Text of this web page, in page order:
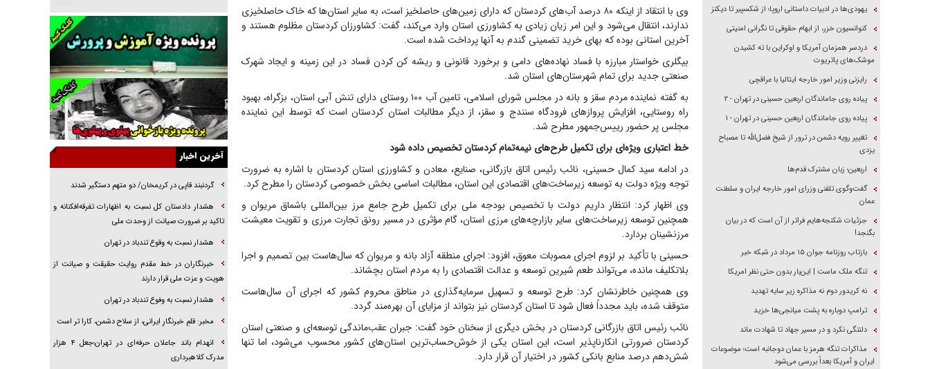
وی با انتقاد از اینکه ۸۰ درصد آب‌های کردستان که دارای زمین‌های حاصلخیز است، به سایر استان‌ها که خاک حاصلخیزی
ندارند، انتقال می‌شود و این امر زیان زیادی به کشاورزی استان وارد می‌کند، گفت: کشاورزان کردستان مظلوم هستند و
آخرین استانی بوده که بهای خرید تضمینی گندم به آنها پرداخت شده است.
بیگلری خواستار مبارزه با فساد نهاده‌های دامی و برخورد قانونی و ریشه کن کردن فساد در این زمینه و ایجاد شهرک
صنعتی جدید برای تمام شهرستان‌های استان شد.
به گفته نماینده مردم سقز و بانه در مجلس شورای اسلامی، تامین آب ۱۰۰ روستای دارای تنش آبی استان، بزگراه، بهبود
راه روستایی، افزایش پرواز‌های فرودگاه سنندج و سقز، از دیگر مطالبات استان کردستان است که توسط این نماینده
مجلس پر حضور رییس‌جمهور مطرح شد.
خط اعتباری ویژەای برای تکمیل طرح‌های نیمەتمام کردستان تخصیص دادە شود
در ادامە سید کمال حسینی، نائب رئیس اتاق بازرگانی، صنایع، معادن و کشاورزی استان کردستان با اشاره به ضرورت
توجه ویژه دولت به توسعه زیرساخت‌های اقتصادی این استان، مطالبات اساسی بخش خصوصی کردستان را مطرح کرد.
وی اظهار کرد: انتظار داریم دولت با تخصیص بودجه ملی برای تکمیل طرح جامع مرز بین‌المللی باشماق مریوان و
همچنین توسعه زیرساخت‌های سایر بازارچه‌های مرزی استان، گام مؤثری در مسیر رونق تجارت مرزی و تقویت معیشت
مرزنشینان بردارد.
حسینی با تأکید بر لزوم اجرای مصوبات معوق، افزود: اجرای منطقه آزاد بانه و مریوان که سال‌هاست بین تصمیم و اجرا
بلاتکلیف مانده، می‌تواند طعم شیرین توسعه و عدالت اقتصادی را به مردم استان بچشاند.
وی همچنین خاطرنشان کرد: طرح توسعه و تسهیل سرمایه‌گذاری در مناطق محروم کشور که اجرای آن سال‌هاست
متوقف شده، باید مجدداً فعال شود تا استان کردستان نیز بتواند از مزایای آن بهره‌مند گردد.
نائب رئیس اتاق بازرگانی کردستان در بخش دیگری از سخنان خود گفت: جبران عقب‌ماندگی توسعه‌ای و صنعتی استان
کردستان ضرورتی انکارناپذیر است، این استان یکی از خوش‌حساب‌ترین استان‌های کشور محسوب می‌شود، اما تنها
شش‌دهم درصد منابع بانکی کشور در اختیار آن قرار دارد.
یهودی‌ها در ادبیات داستانی اروپا؛ از شکسپیر تا دیکنز
کنوانسیون خزر، از ابهام حقوقی تا نگرانی امنیتی
دردسر همزمان آمریکا و اوکراین با ته کشیدن
موشک‌های پاتریوت
رایزنی وزیر امور خارجه ایتالیا با عراقچی
پیاده روی جاماندگان اربعین حسینی در تهران - ۲
پیاده روی جاماندگان اربعین حسینی در تهران - ۱
تغییر رویه دشمن در ترور از شیخ فضل‌الله تا مصباح
یزدی
اربعین؛ زبان مشترک قدم‌ها
گفت‌وگوی تلفنی وزرای امور خارجه ایران و سلطنت
عمان
جزئیات شکنجه‌هایم فراتر از آن است که در بیان
بگنجد!
بازتاب روزنامه جوان ۱۵ مرداد در شبکه خبر
تنگه ملک ماست | این‌بار بدون حتی نظر امریکا
نه کریدور دوم نه مذاکره زیر سایه تهدید
ترامپ دوباره به پشت میانجی‌ها خزید
دلتنگی نکرد و در مسیر جهاد تا شهادت ماند
مذاکرات تنگه هرمز با عمان دوجانبه است؛ موضوعات
ایران و آمریکا بعداً بررسی می‌شود
گفت‌وگو با آیت‌الله جاودان/ جفای مخالفان مکانت
معنوی رهبر شهید را ارتقا می‌داد
راننده مست به قانون می‌خندد
همه آقای دوربینی شده‌ایم!
قصه ناتمام سرویس مدارس
آیا مقاومت فلسطین خلع‌سلاح می‌شود؟
الگوی وحدت‌آفرین در ادراک سیاست خارجی
گفتگوی دکتر اخوان مدیرمسئول روزنامه جوان با
فریاد‌ها و ناله‌های دوستان مبارزدلم را آتش می‌زد
آخرین اخبار
گردنبند قاپی در کریمخان/ دو متهم دستگیر شدند
هشدار دادستان کل نسبت به اظهارات تفرقه‌افکنانه و
تاکید بر ضرورت صیانت از وحدت ملی
هشدار نسبت به وقوع تندباد در تهران
خبرنگاران در خط مقدم روایت حقیقت و صیانت از
هویت و عزت ملی قرار دارند
هشدار نسبت به وفوع تندباد در تهران
مخبر: قلمِ خبرنگارِ ایرانی، از سلاح دشمن، کارا تر است
انهدام باند جاعلان حرفه‌ای در تهران؛جعل ۴ هزار
مدرک کلاهبرداری